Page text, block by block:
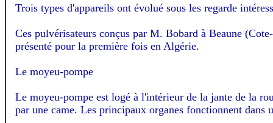
Trois types d'appareils ont évolué sous les regarde
Ces pulvérisateurs conçus par M. Bobard à Beaune
présenté pour la première fois en Algérie.
Le moyeu-pompe
Le moyeu-pompe est logé à l'intérieur de la jante de la
par une came. Les principaux organes fonctionnent